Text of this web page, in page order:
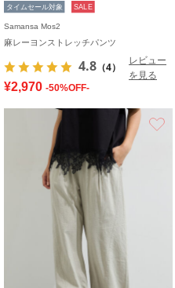
タイムセール対象 SALE
Samansa Mos2
麻レーヨンストレッチパンツ
4.8 （4）
レビュー
を見る
¥2,970 -50%OFF-